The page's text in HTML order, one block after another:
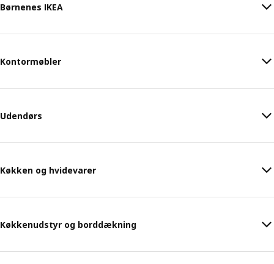
Børnenes IKEA
Kontormøbler
Udendørs
Køkken og hvidevarer
Køkkenudstyr og borddækning